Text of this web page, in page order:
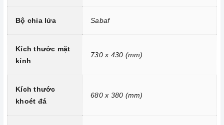
Chức năng ngắt gas tự động FFD
2. Một số lưu ý khi sử dụng sản phẩm
Bộ chia lửa Sabaf
Kích thước mặt
kính
730 x 430 (mm)
Kích thước
khoét đá
680 x 380 (mm)